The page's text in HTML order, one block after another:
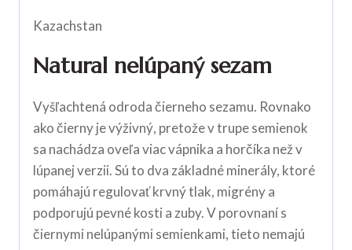
Kazachstan
Natural nelúpaný sezam
Vyšľachtená odroda čierneho sezamu. Rovnako
ako čierny je výživný, pretože v trupe semienok
sa nachádza oveľa viac vápnika a horčíka než v
lúpanej verzii. Sú to dva základné minerály, ktoré
pomáhajú regulovať krvný tlak, migrény a
podporujú pevné kosti a zuby. V porovnaní s
čiernymi nelúpanými semienkami, tieto nemajú